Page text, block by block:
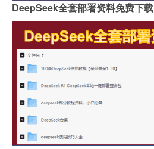
DeepSeek全套部署资料免费下载